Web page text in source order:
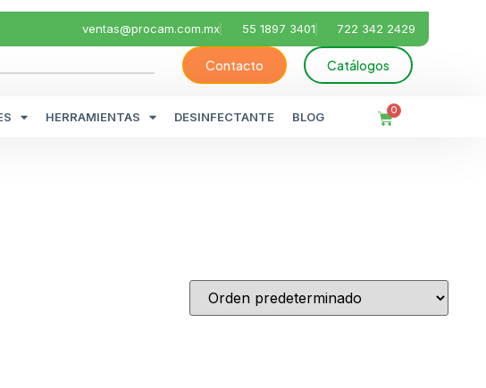
ventas@procam.com.mx 55 1897 3401 722 342 2429
Contacto Catálogos
HERRAMIENTAS DESINFECTANTE BLOG 0